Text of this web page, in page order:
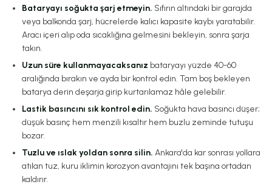
Bataryayı soğukta şarj etmeyin. Sıfırın altındaki bir garajda
veya balkonda şarj, hücrelerde kalıcı kapasite kaybı yaratabilir.
Aracı içeri alıp oda sıcaklığına gelmesini bekleyin, sonra şarja
takın.
Uzun süre kullanmayacaksanız bataryayı yüzde 40-60
aralığında bırakın ve ayda bir kontrol edin. Tam boş bekleyen
batarya derin deşarja girip kurtarılamaz hâle gelebilir.
Lastik basıncını sık kontrol edin. Soğukta hava basıncı düşer;
düşük basınç hem menzili kısaltır hem buzlu zeminde tutuşu
bozar.
Tuzlu ve ıslak yoldan sonra silin. Ankara'da kar sonrası yollara
atılan tuz, kuru iklimin korozyon avantajını tek başına ortadan
kaldırır.